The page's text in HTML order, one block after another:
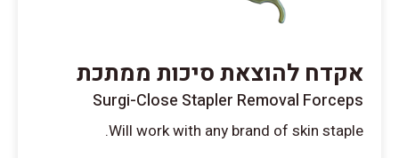
אקדח להוצאת סיכות ממתכת
Surgi-Close Stapler Removal Forceps
Will work with any brand of skin staple.